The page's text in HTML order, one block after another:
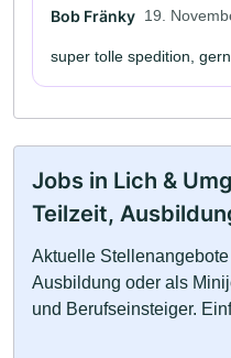
Bob Fränky 19.
super tolle spedition,
Jobs in Lich &
Teilzeit,
Aktuelle
Ausbildung oder als
und Berufseinsteiger.